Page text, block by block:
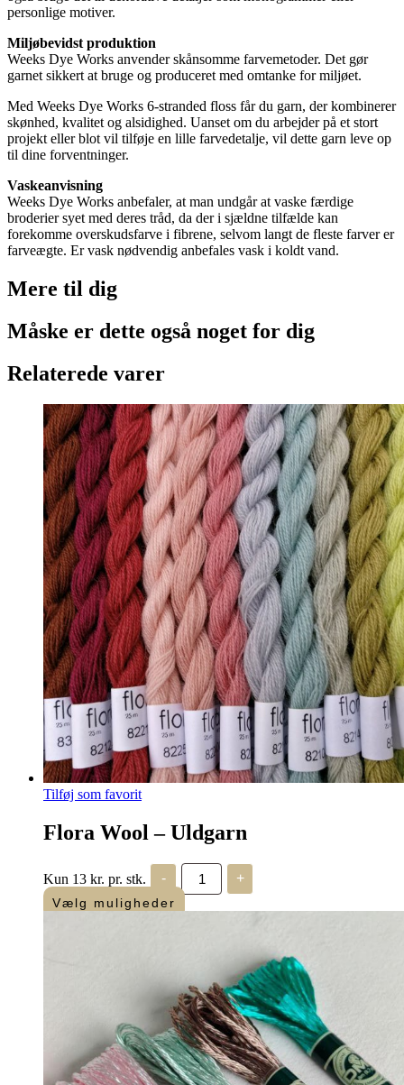
personlige motiver.
Miljøbevidst produktion
Weeks Dye Works anvender skånsomme farvemetoder. Det gør
garnet sikkert at bruge og produceret med omtanke for miljøet.
Med Weeks Dye Works 6-stranded floss får du garn, der kombinerer
skønhed, kvalitet og alsidighed. Uanset om du arbejder på et stort
projekt eller blot vil tilføje en lille farvedetalje, vil dette garn leve op
til dine forventninger.
Vaskeanvisning
Weeks Dye Works anbefaler, at man undgår at vaske færdige
broderier syet med deres tråd, da der i sjældne tilfælde kan
forekomme overskudsfarve i fibrene, selvom langt de fleste farver er
farveægte. Er vask nødvendig anbefales vask i koldt vand.
Mere til dig
Måske er dette også noget for dig
Relaterede varer
Tilføj som favorit
Flora Wool – Uldgarn
Kun 13 kr. pr. stk. -
Flora
Wool
-
Uldgarn
+
Vælg muligheder